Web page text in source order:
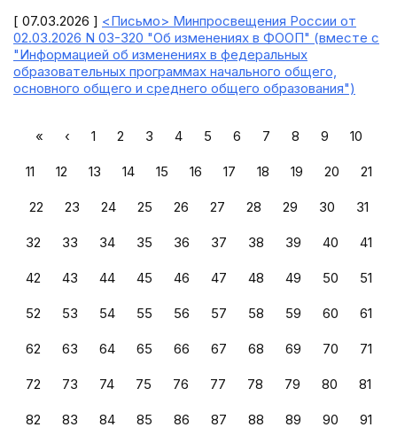
[ 07.03.2026 ] <Письмо> Минпросвещения России от
02.03.2026 N 03-320 "Об изменениях в ФООП" (вместе с
"Информацией об изменениях в федеральных
образовательных программах начального общего,
основного общего и среднего общего образования")
« ‹ 1 2 3 4 5 6 7 8 9 10
11 12 13 14 15 16 17 18 19 20 21
22 23 24 25 26 27 28 29 30 31
32 33 34 35 36 37 38 39 40 41
42 43 44 45 46 47 48 49 50 51
52 53 54 55 56 57 58 59 60 61
62 63 64 65 66 67 68 69 70 71
72 73 74 75 76 77 78 79 80 81
82 83 84 85 86 87 88 89 90 91